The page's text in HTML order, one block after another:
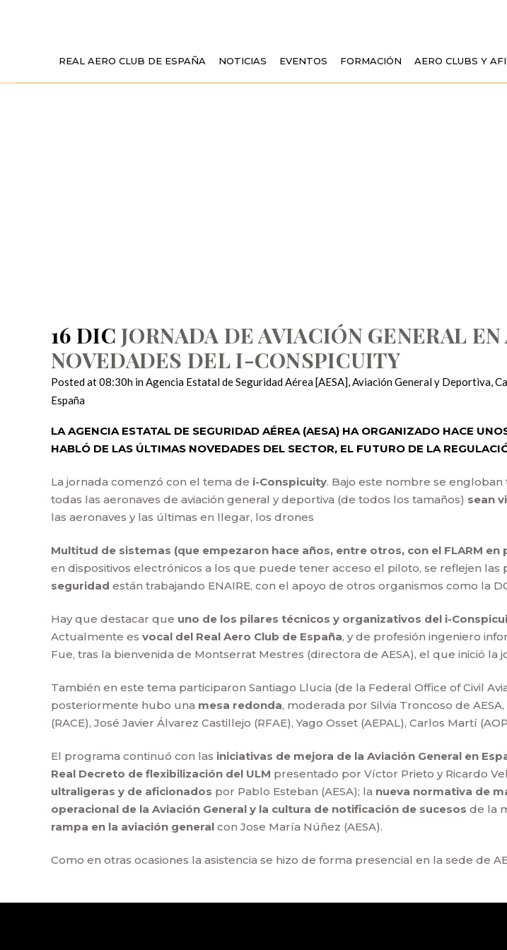
REAL AERO CLUB DE ESPAÑA NOTICIAS EVENTOS FORMACIÓN AERO CLUBS Y
16 DIC JORNADA DE AVIACIÓN GENERAL
NOVEDADES DEL I-CONSPICUITY
Posted at 08:30h inAgencia Estatal de Seguridad Aérea [AESA],Aviación General y Deportiva,
España
LA AGENCIA ESTATAL DE SEGURIDAD AÉREA (AESA) HA ORGANIZADO HACE
HABLÓ DE LAS ÚLTIMAS NOVEDADES DEL SECTOR, EL FUTURO DE LA
La jornada comenzó con el tema de i-Conspicuity. Bajo este nombre se
todas las aeronaves de aviación general y deportiva (de todos los tamaños) sean
las aeronaves y las últimas en llegar, los drones
Multitud de sistemas (que empezaron hace años, entre otros, con el FLARM
en dispositivos electrónicos a los que puede tener acceso el piloto, se reflejen las
seguridad están trabajando ENAIRE, con el apoyo de otros organismos como la
Hay que destacar que uno de los pilares técnicos y organizativos del i-
Actualmente es vocal del Real Aero Club de España, y de profesión ingeniero
Fue, tras la bienvenida de Montserrat Mestres (directora de AESA), el que inició la
También en este tema participaron Santiago Llucia (de la Federal Office of Civil
posteriormente hubo una mesa redonda, moderada por Silvia Troncoso de
(RACE), José Javier Álvarez Castillejo (RFAE), Yago Osset (AEPAL), Carlos Martí
El programa continuó con las iniciativas de mejora de la Aviación General en
Real Decreto de flexibilización del ULM presentado por Víctor Prieto y Ricardo
ultraligeras y de aficionados por Pablo Esteban (AESA); la nueva normativa de
operacional de la Aviación General y la cultura de notificación de sucesos de la
rampa en la aviación general con Jose María Núñez (AESA).
Como en otras ocasiones la asistencia se hizo de forma presencial en la sede de